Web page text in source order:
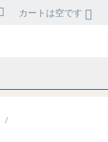
カートは空です
/